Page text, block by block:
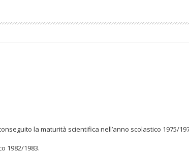
la maturità scientifica nell’anno scolastico 1975/
1982/1983.